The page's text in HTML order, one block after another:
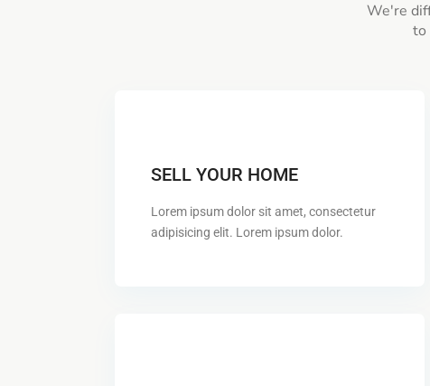
We're
to
SELL YOUR HOME
Lorem ipsum dolor sit amet, consectetur
adipisicing elit. Lorem ipsum dolor.